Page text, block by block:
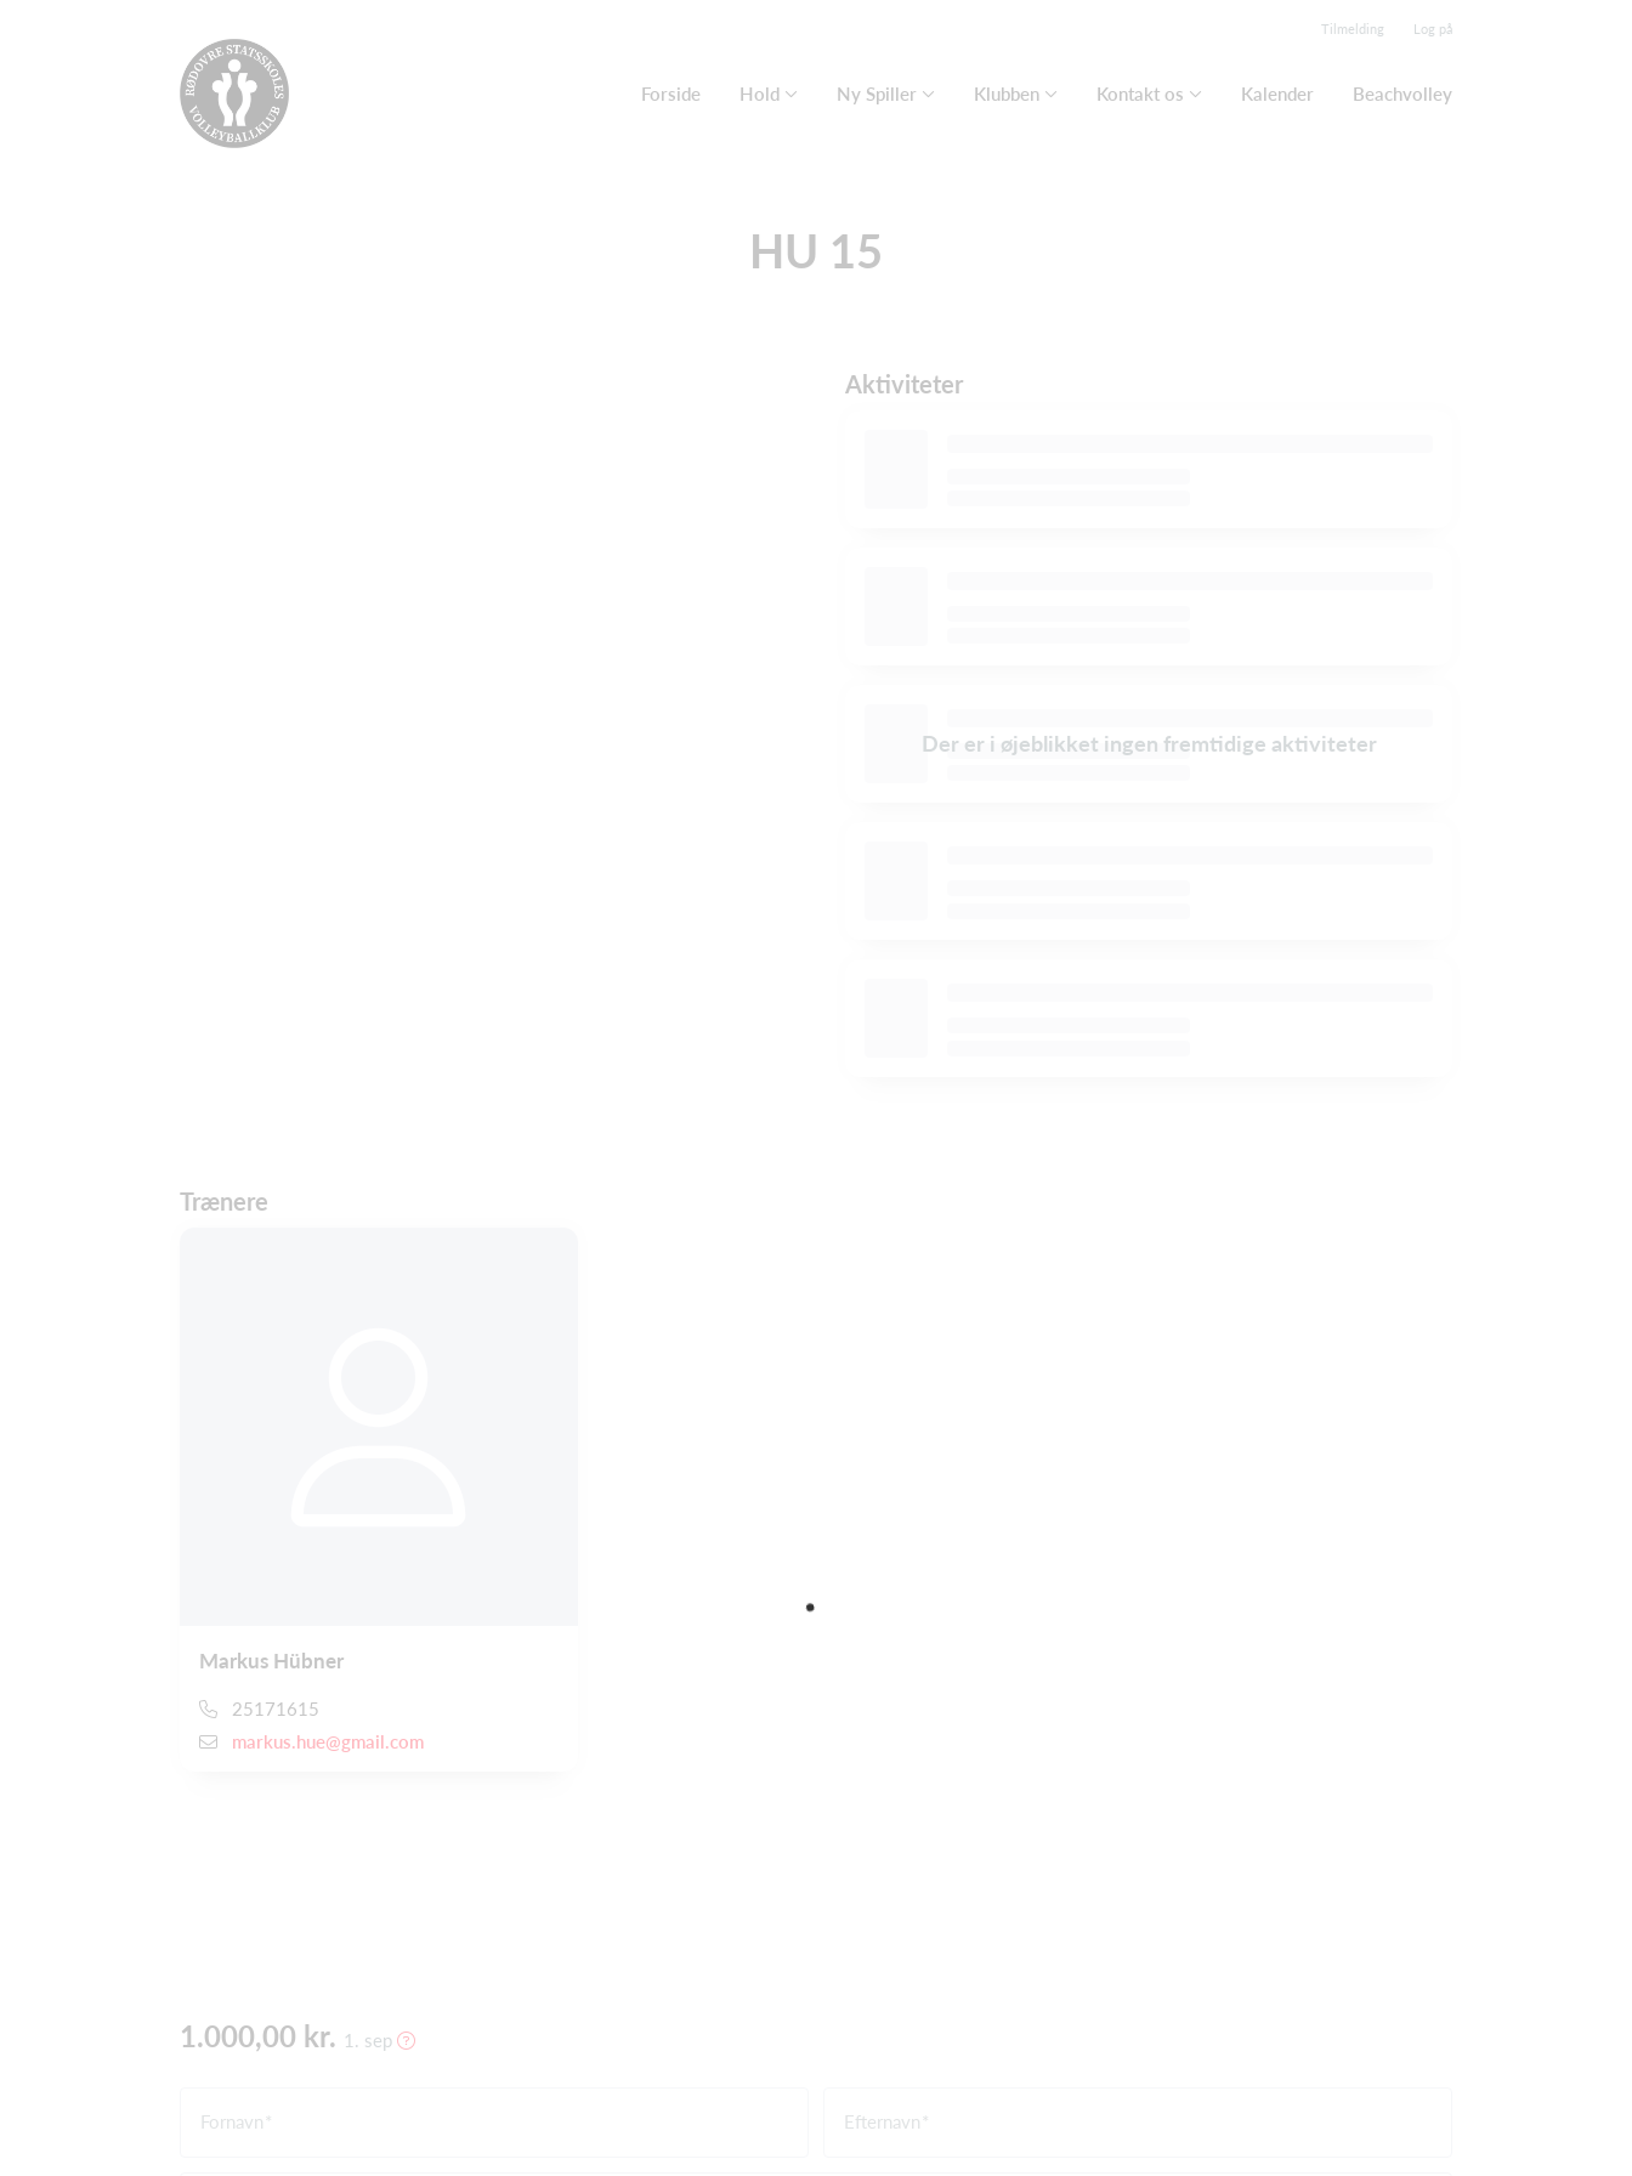
Tilmelding Log på
Forside Hold Ny Spiller Klubben Kontakt os Kalender Beachvolley
HU 15
Aktiviteter
Der er i øjeblikket ingen fremtidige aktiviteter
Trænere
Markus Hübner
25171615
markus.hue@gmail.com
1.000,00 kr. 1. sep
Fornavn Efternavn